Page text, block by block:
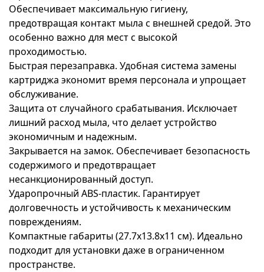
Обеспечивает максимальную гигиену,
предотвращая контакт мыла с внешней средой. Это
особенно важно для мест с высокой
проходимостью.
Быстрая перезаправка. Удобная система замены
картриджа экономит время персонала и упрощает
обслуживание.
Защита от случайного срабатывания. Исключает
лишний расход мыла, что делает устройство
экономичным и надежным.
Закрывается на замок. Обеспечивает безопасность
содержимого и предотвращает
несанкционированный доступ.
Ударопрочный ABS-пластик. Гарантирует
долговечность и устойчивость к механическим
повреждениям.
Компактные габариты (27.7х13.8х11 см). Идеально
подходит для установки даже в ограниченном
пространстве.